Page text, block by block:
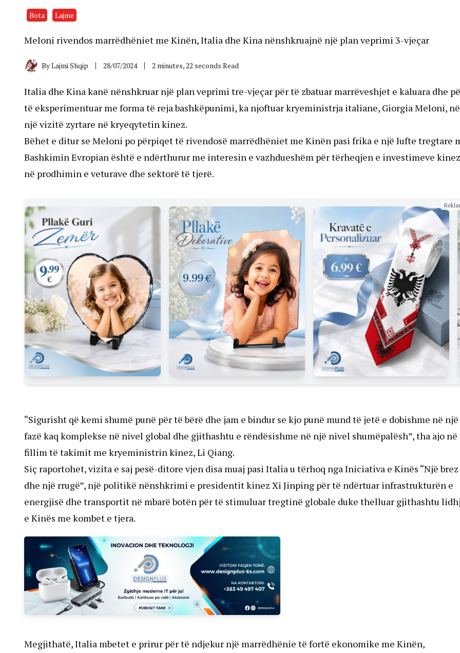
Bota Lajme
Meloni rivendos marrëdhëniet me Kinën, Italia dhe Kina nënshkruajnë një plan veprimi 3-vjeçar
ByLajmi Shqip 28/07/2024 2 minutes, 22 seconds Read
Italia dhe Kina kanë nënshkruar një plan veprimi tre-vjeçar për të zbatuar marrëveshjet e kaluara dhe
të eksperimentuar me forma të reja bashkëpunimi, ka njoftuar kryeministrja italiane, Giorgia Meloni, në
një vizitë zyrtare në kryeqytetin kinez.
Bëhet e ditur se Meloni po përpiqet të rivendosë marrëdhëniet me Kinën pasi frika e një lufte tregtare
Bashkimin Evropian është e ndërthurur me interesin e vazhdueshëm për tërheqjen e investimeve
në prodhimin e veturave dhe sektorë të tjerë.
“Sigurisht që kemi shumë punë për të bërë dhe jam e bindur se kjo punë mund të jetë e dobishme në një
fazë kaq komplekse në nivel global dhe gjithashtu e rëndësishme në një nivel shumëpalësh”, tha ajo në
fillim të takimit me kryeministrin kinez, Li Qiang.
Siç raportohet, vizita e saj pesë-ditore vjen disa muaj pasi Italia u tërhoq nga Iniciativa e Kinës “Një brez
dhe një rrugë”, një politikë nënshkrimi e presidentit kinez Xi Jinping për të ndërtuar infrastrukturën e
energjisë dhe transportit në mbarë botën për të stimuluar tregtinë globale duke thelluar gjithashtu
e Kinës me kombet e tjera.
Megjithatë, Italia mbetet e prirur për të ndjekur një marrëdhënie të fortë ekonomike me Kinën,